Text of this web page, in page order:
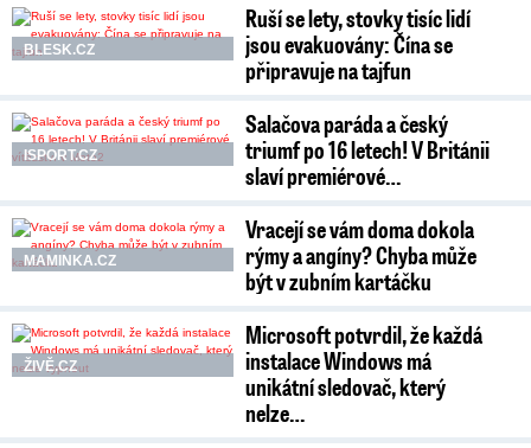
BLESK.CZ
Ruší se lety, stovky tisíc lidí
jsou evakuovány: Čína se
připravuje na tajfun
ISPORT.CZ
Salačova paráda a český
triumf po 16 letech! V Británii
slaví premiérové…
MAMINKA.CZ
Vracejí se vám doma dokola
rýmy a angíny? Chyba může
být v zubním kartáčku
ŽIVĚ.CZ
Microsoft potvrdil, že každá
instalace Windows má
unikátní sledovač, který
nelze…